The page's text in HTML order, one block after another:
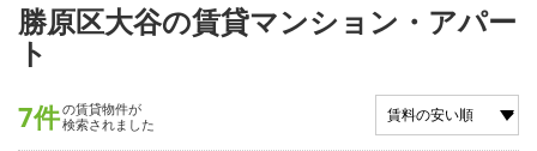
ペットと暮らせる部屋を探す
カップル向けの部屋を探す
勝原区大谷の賃貸マンション・アパー
ト
7件の賃貸物件が
検索されました